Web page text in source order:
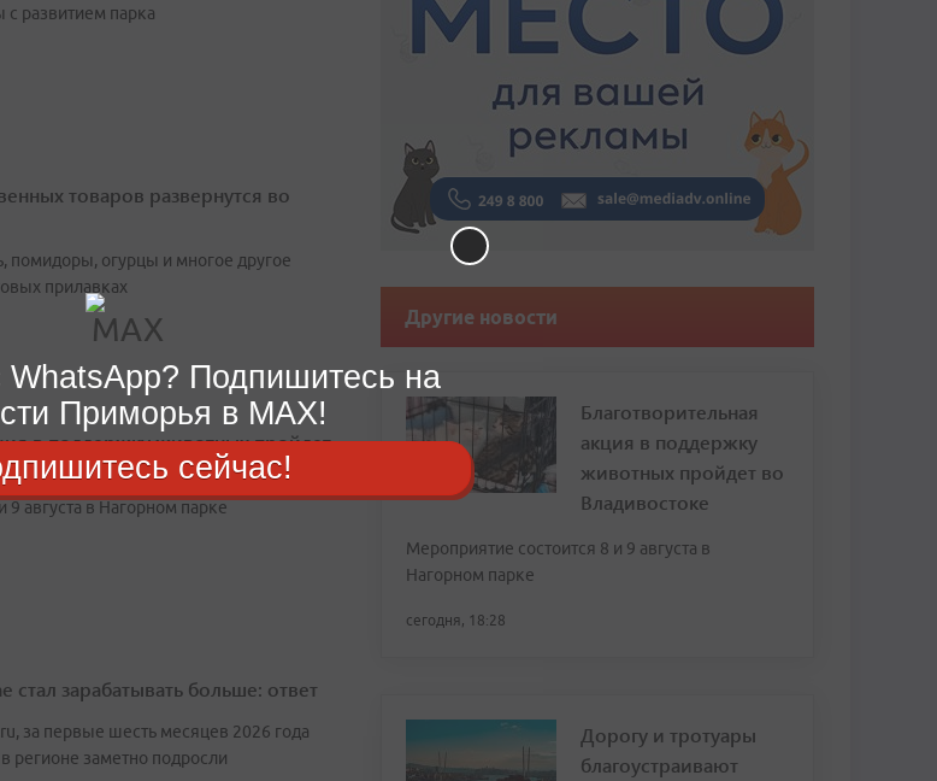
развитием парка
товаров развернутся во
помидоры, огурцы и многое другое
прилавках
в поддержку животных пройдет
9 августа в Нагорном парке
зарабатывать больше: ответ
за первые шесть месяцев 2026 года
регионе заметно подросли
Другие новости
Благотворительная
акция в поддержку
животных пройдет во
Владивостоке
Мероприятие состоится 8 и 9 августа в
Нагорном парке
сегодня, 18:28
Дорогу и тротуары
благоустраивают
Подпишитесь на
Приморья в MAX!
сейчас!